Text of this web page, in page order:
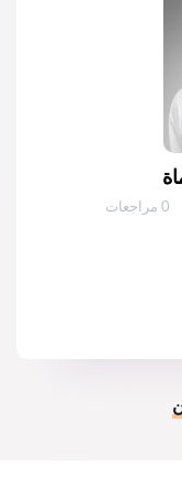
عدد المراجعات:
0 مراجعات